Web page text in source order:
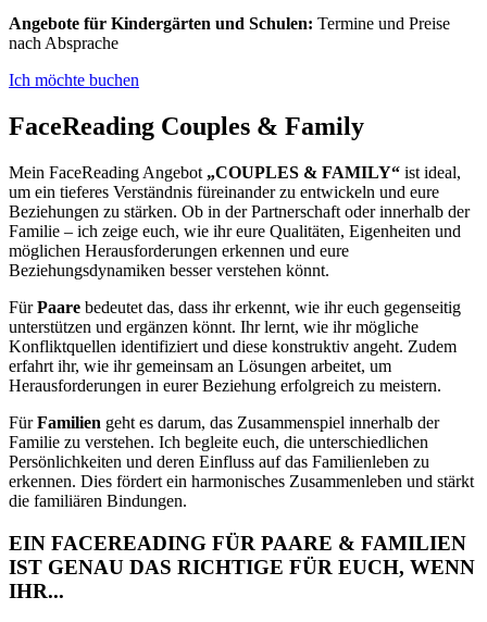
Angebote für Kindergärten und Schulen: Termine und Preise
nach Absprache
Ich möchte buchen
FaceReading Couples & Family
Mein FaceReading Angebot „COUPLES & FAMILY“ ist ideal,
um ein tieferes Verständnis füreinander zu entwickeln und eure
Beziehungen zu stärken. Ob in der Partnerschaft oder innerhalb der
Familie – ich zeige euch, wie ihr eure Qualitäten, Eigenheiten und
möglichen Herausforderungen erkennen und eure
Beziehungsdynamiken besser verstehen könnt.
FürPaare bedeutet das, dass ihr erkennt, wie ihr euch gegenseitig
unterstützen und ergänzen könnt. Ihr lernt, wie ihr mögliche
Konfliktquellen identifiziert und diese konstruktiv angeht. Zudem
erfahrt ihr, wie ihr gemeinsam an Lösungen arbeitet, um
Herausforderungen in eurer Beziehung erfolgreich zu meistern.
FürFamilien geht es darum, das Zusammenspiel innerhalb der
Familie zu verstehen. Ich begleite euch, die unterschiedlichen
Persönlichkeiten und deren Einfluss auf das Familienleben zu
erkennen. Dies fördert ein harmonisches Zusammenleben und stärkt
die familiären Bindungen.
EIN FACEREADING FÜR PAARE & FAMILIEN
IST GENAU DAS RICHTIGE FÜR EUCH, WENN
IHR...